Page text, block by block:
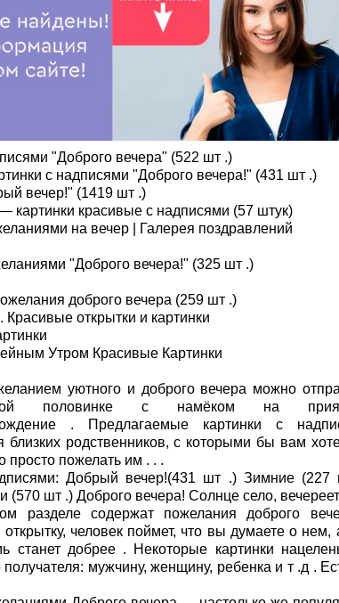
"Доброго вечера" (522 шт .)
с надписями "Доброго вечера!" (431 шт .)
вечер!" (1419 шт .)
картинки красивые с надписями (57 штук)
на вечер | Галерея поздравлений
"Доброго вечера!" (325 шт .)
доброго вечера (259 шт .)
открытки и картинки
Утром Красивые Картинки
уютного и доброго вечера можно
половинке с намёком на
. Предлагаемые картинки с
близких родственников, с которыми бы вам
просто пожелать им . . .
Добрый вечер!(431 шт .) Зимние (227
(570 шт .) Доброго вечера! Солнце село,
разделе содержат пожелания доброго
человек поймет, что вы думаете о нем,
станет добрее . Некоторые картинки
получателя: мужчину, женщину, ребенка и т .д .